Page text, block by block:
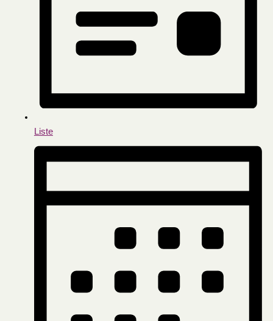
Liste